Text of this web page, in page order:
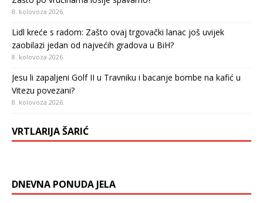
8. kolovoza 2026.
Lidl kreće s radom: Zašto ovaj trgovački lanac još uvijek
zaobilazi jedan od najvećih gradova u BiH?
8. kolovoza 2026.
Jesu li zapaljeni Golf II u Travniku i bacanje bombe na kafić u
Vitezu povezani?
8. kolovoza 2026.
VRTLARIJA ŠARIĆ
DNEVNA PONUDA JELA